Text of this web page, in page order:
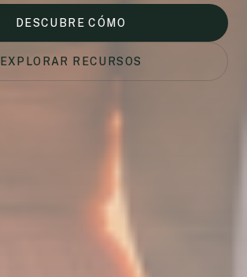
DESCUBRE CÓMO
EXPLORAR RECURSOS